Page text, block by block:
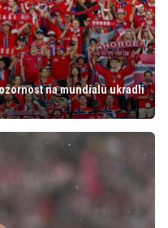
na mundialu ukradli